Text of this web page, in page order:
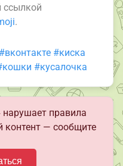
ссылкой
.
#вконтакте #киска
#кусалочка
нарушает правила
контент — сообщите